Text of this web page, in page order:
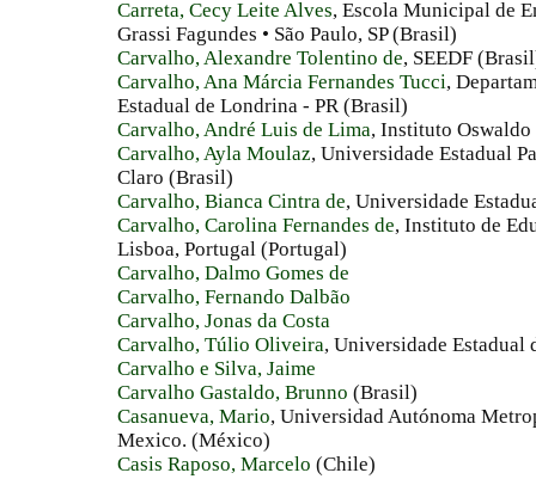
Carreta, Cecy Leite Alves, Escola Municipal de
Grassi Fagundes • São Paulo, SP (Brasil)
Carvalho, Alexandre Tolentino de, SEEDF
Carvalho, Ana Márcia Fernandes Tucci,
Estadual de Londrina - PR (Brasil)
Carvalho, André Luis de Lima, Instituto Oswaldo
Carvalho, Ayla Moulaz, Universidade Estadual
Claro (Brasil)
Carvalho, Bianca Cintra de, Universidade
Carvalho, Carolina Fernandes de, Instituto de
Lisboa, Portugal (Portugal)
Carvalho, Dalmo Gomes de
Carvalho, Fernando Dalbão
Carvalho, Jonas da Costa
Carvalho, Túlio Oliveira, Universidade Estadual
Carvalho e Silva, Jaime
Carvalho Gastaldo, Brunno (Brasil)
Casanueva, Mario, Universidad Autónoma
Mexico. (México)
Casis Raposo, Marcelo (Chile)